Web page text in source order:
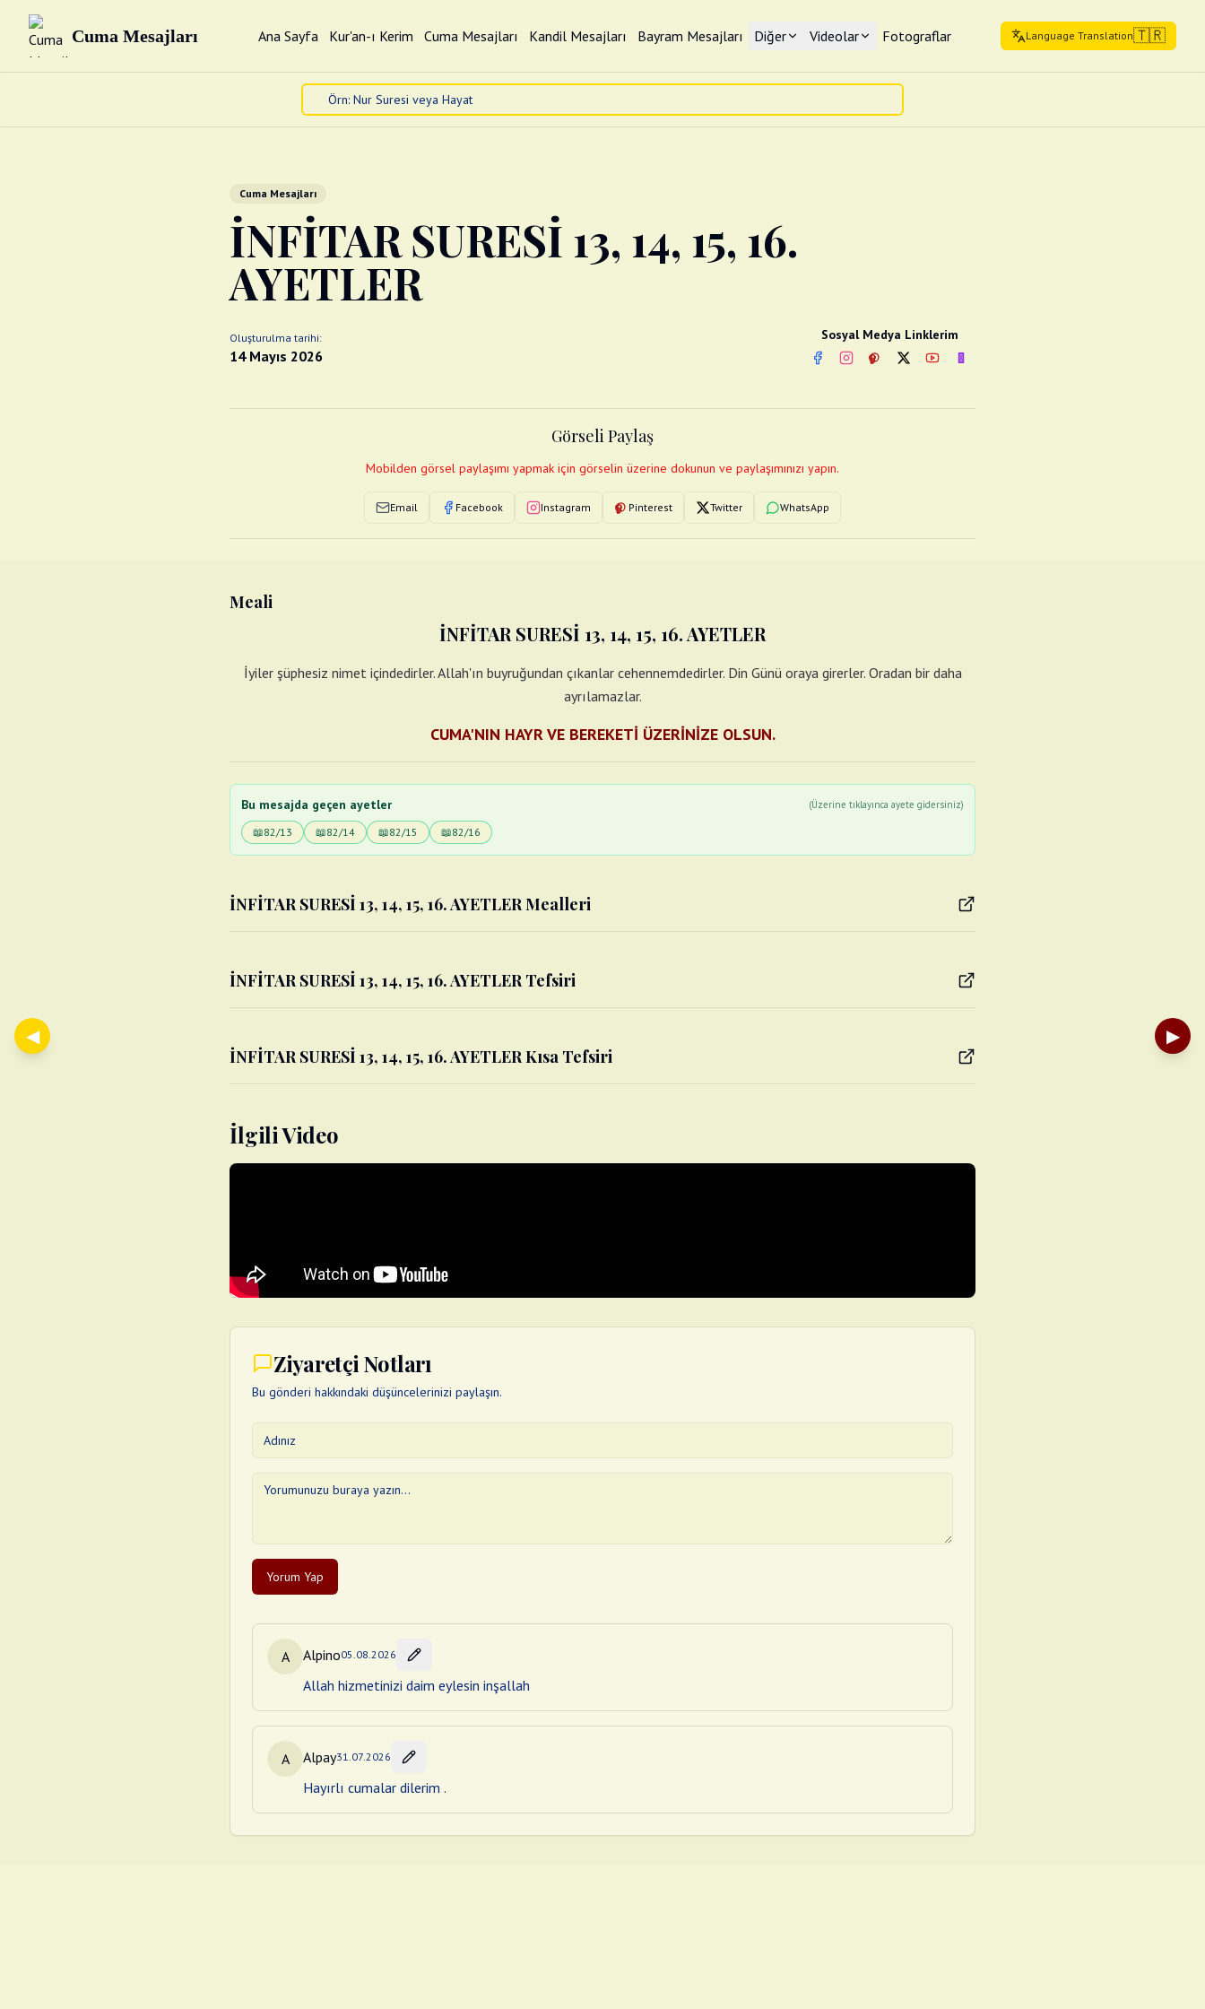
Cuma Mesajları Ana Sayfa Kur'an-ı Kerim Cuma Mesajları Kandil Mesajları Bayram Mesajları Diğer Videolar Fotograflar Language Translation🇹🇷
Cuma Mesajları
İNFİTAR SURESİ 13, 14, 15, 16.
AYETLER
Oluşturulma tarihi:
14 Mayıs 2026
Sosyal Medya Linklerim
FacebookInstagram
PinterestTwitterYouTubenextsosyal
Görseli Paylaş
Mobilden görsel paylaşımı yapmak için görselin üzerine dokunun ve paylaşımınızı yapın.
Email Facebook Instagram Pinterest Twitter WhatsApp
Meali
İNFİTAR SURESİ 13, 14, 15, 16. AYETLER
İyiler şüphesiz nimet içindedirler. Allah'ın buyruğundan çıkanlar cehennemdedirler. Din Günü oraya girerler. Oradan bir daha
ayrılamazlar.
CUMA'NIN HAYR VE BEREKETİ ÜZERİNİZE OLSUN.
Bu mesajda geçen ayetler (Üzerine tıklayınca ayete gidersiniz)
📖82/13 📖82/14 📖82/15 📖82/16
İNFİTAR SURESİ 13, 14, 15, 16. AYETLER Mealleri
İNFİTAR SURESİ 13, 14, 15, 16. AYETLER Tefsiri
İNFİTAR SURESİ 13, 14, 15, 16. AYETLER Kısa Tefsiri
İlgili Video
Ziyaretçi Notları
Bu gönderi hakkındaki düşüncelerinizi paylaşın.
Yorum Yap
A Alpino05.08.2026
Allah hizmetinizi daim eylesin inşallah
A Alpay31.07.2026
Hayırlı cumalar dilerim .
◀ ▶